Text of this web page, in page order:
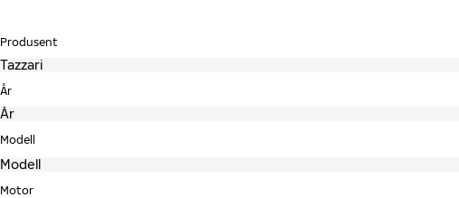
Produsent
År
Modell
Motor